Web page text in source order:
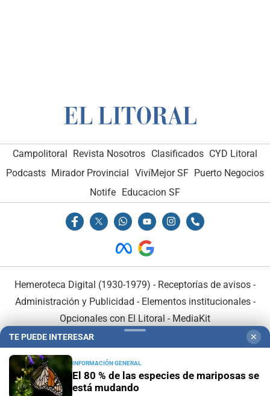
Campolitoral Revista Nosotros Clasificados CYD Litoral
Podcasts Mirador Provincial VivíMejor SF Puerto Negocios
Notife Educacion SF
Hemeroteca Digital (1930-1979) - Receptorías de avisos -
Administración y Publicidad - Elementos institucionales-
Opcionales con El Litoral - MediaKit
TE PUEDE INTERESAR ✕
INFORMACIÓN GENERAL
El 80 % de las especies de mariposas se
está mudando